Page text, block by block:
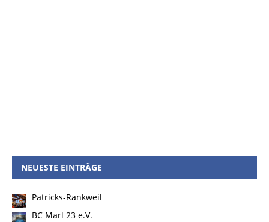
NEUESTE EINTRÄGE
Patricks-Rankweil
BC Marl 23 e.V.